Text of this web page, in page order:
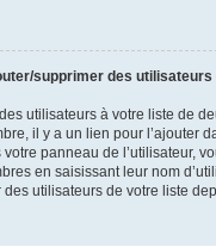
supprimer des utilisateurs
utilisateurs à votre liste de
il y a un lien pour l’ajouter
votre panneau de l’utilisateur,
en saisissant leur nom
utilisateurs de votre liste